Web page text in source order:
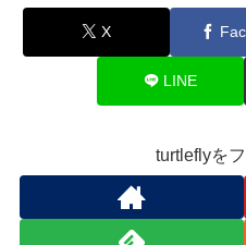
X
LINE
turtleflyを